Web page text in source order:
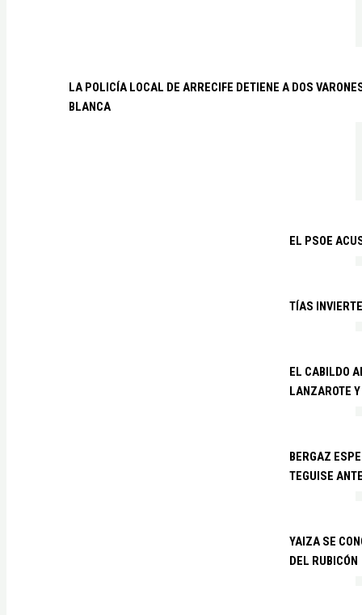
LA POLICÍA LOCAL DE ARRECIFE DETIENE A DOS
BLANCA
EL PSOE
TÍAS
EL CABILDO
LANZAROTE
BERGAZ
TEGUISE
YAIZA SE
DEL RUBICÓN